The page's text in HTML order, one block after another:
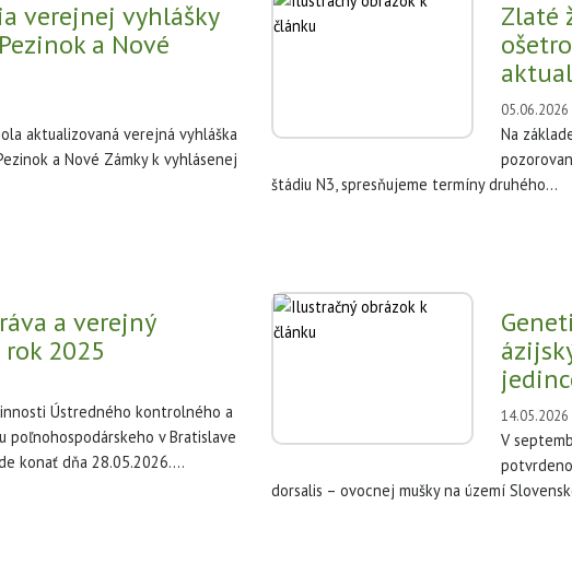
verejnej vyhlášky
a Nové
aktualizovaná verejná vyhláška
a Nové Zámky k vyhlásenej
Zlaté
05.06.2026
Na
štádiu N3, spresňujeme termíny druhého...
a verejný
2025
Ústredného kontrolného a
poľnohospodárskeho v Bratislave
konať dňa 28.05.2026....
14.05.2026
V
dorsalis – ovocnej mušky na území